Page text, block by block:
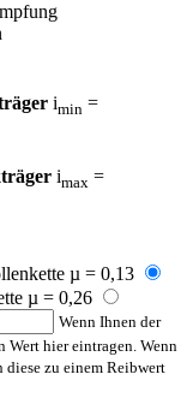
imin =
imax =
µ = 0,13
µ = 0,26
Wenn Ihnen der
Wert hier eintragen. Wenn
diese zu einem Reibwert